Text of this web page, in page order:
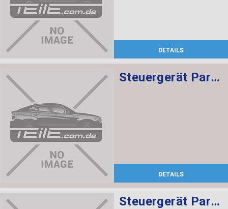
DETAILS
Steuergerät Park Distance Control
DETAILS
Steuergerät Parkassistent